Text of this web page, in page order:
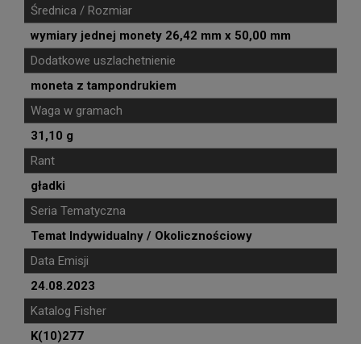
Średnica / Rozmiar
wymiary jednej monety 26,42 mm x 50,00 mm
Dodatkowe uszlachetnienie
moneta z tampondrukiem
Waga w gramach
31,10 g
Rant
gładki
Seria Tematyczna
Temat Indywidualny / Okolicznościowy
Data Emisji
24.08.2023
Katalog Fisher
K(10)277